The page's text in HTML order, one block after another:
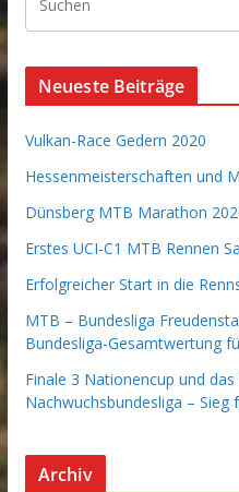
Neueste Beiträge
Vulkan-Race Gedern 2020
Hessenmeisterschaften und
Dünsberg MTB Marathon
Erstes UCI-C1 MTB Rennen
Erfolgreicher Start in die
MTB – Bundesliga
Bundesliga-Gesamtwertung
Finale 3 Nationencup und das
Nachwuchsbundesliga – Sieg
Archiv